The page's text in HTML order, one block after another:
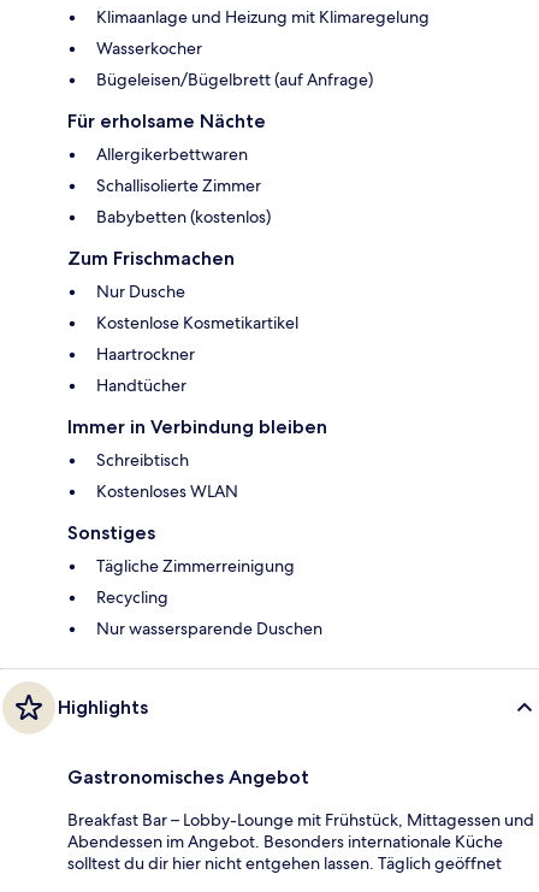
Klimaanlage und Heizung mit Klimaregelung
Wasserkocher
Bügeleisen/Bügelbrett (auf Anfrage)
Für erholsame Nächte
Allergikerbettwaren
Schallisolierte Zimmer
Babybetten (kostenlos)
Zum Frischmachen
Nur Dusche
Kostenlose Kosmetikartikel
Haartrockner
Handtücher
Immer in Verbindung bleiben
Schreibtisch
Kostenloses WLAN
Sonstiges
Tägliche Zimmerreinigung
Recycling
Nur wassersparende Duschen
Highlights
Gastronomisches Angebot
Breakfast Bar – Lobby-Lounge mit Frühstück, Mittagessen und
Abendessen im Angebot. Besonders internationale Küche
solltest du dir hier nicht entgehen lassen. Täglich geöffnet